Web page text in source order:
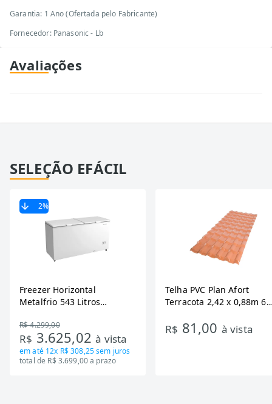
Garantia: 1 Ano (Ofertada pelo Fabricante)
Fornecedor: Panasonic - Lb
Avaliações
SELEÇÃO EFÁCIL
2%
Freezer Horizontal
Metalfrio 543 Litros
Tecnologia Inverter, Branco,
Bivolt
R$ 4.299,00
R$ 3.625,02à vista
em até 12x R$ 308,25sem juros
total de R$ 3.699,00 a prazo
Telha PVC Plan Afort
Terracota 2,42 x 0,88m 6
R$ 81,00 à vista